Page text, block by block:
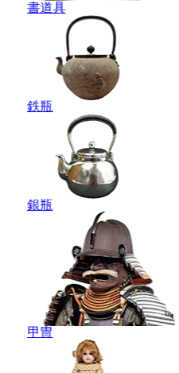
書道具
鉄瓶
銀瓶
甲冑